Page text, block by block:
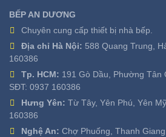
BẾP AN DƯƠNG
Chuyên cung cấp thiết bị nhà bếp.
Địa chỉ Hà Nội: 588 Quang Trung,
160386
Tp. HCM: 191 Gò Dầu, Phường Tân
SĐT: 0937 160386
Hưng Yên: Từ Tây, Yên Phú, Yên
160386
Nghệ An: Chợ Phuống, Thanh